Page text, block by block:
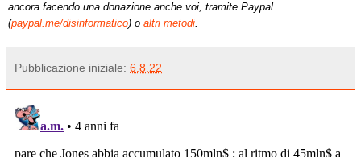
ancora facendo una donazione anche voi, tramite Paypal
(paypal.me/disinformatico) o altri metodi.
Pubblicazione iniziale: 6.8.22